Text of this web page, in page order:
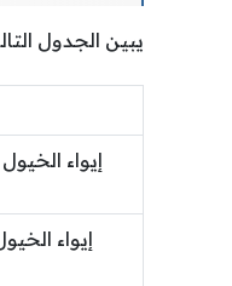
يبين الجدول
إيواء
إيواء